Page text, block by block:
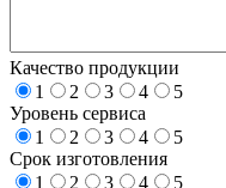
Качество продукции
1
2 3 4
5
Уровень сервиса
1
2 3 4
5
Срок изготовления
1
2 3 4
5